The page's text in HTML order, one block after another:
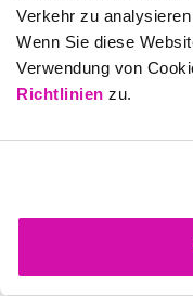
Verkehr zu
Wenn Sie diese
Verwendung von
Richtlinien zu.